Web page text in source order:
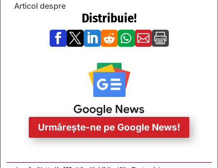
Articol despre
Distribuie!
      
Urmărește-ne pe Google News!